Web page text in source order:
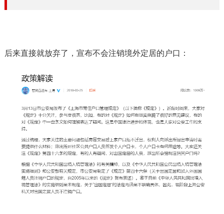
后来直接就放弃了，宣布不会注销境外定居的户口：